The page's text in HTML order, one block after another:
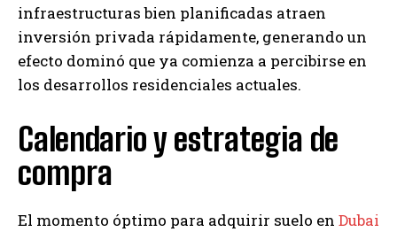
infraestructuras bien planificadas atraen
inversión privada rápidamente, generando un
efecto dominó que ya comienza a percibirse en
los desarrollos residenciales actuales.
Calendario y estrategia de
compra
El momento óptimo para adquirir suelo en Dubai